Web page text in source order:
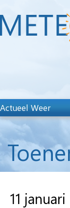
Actueel Weer
11